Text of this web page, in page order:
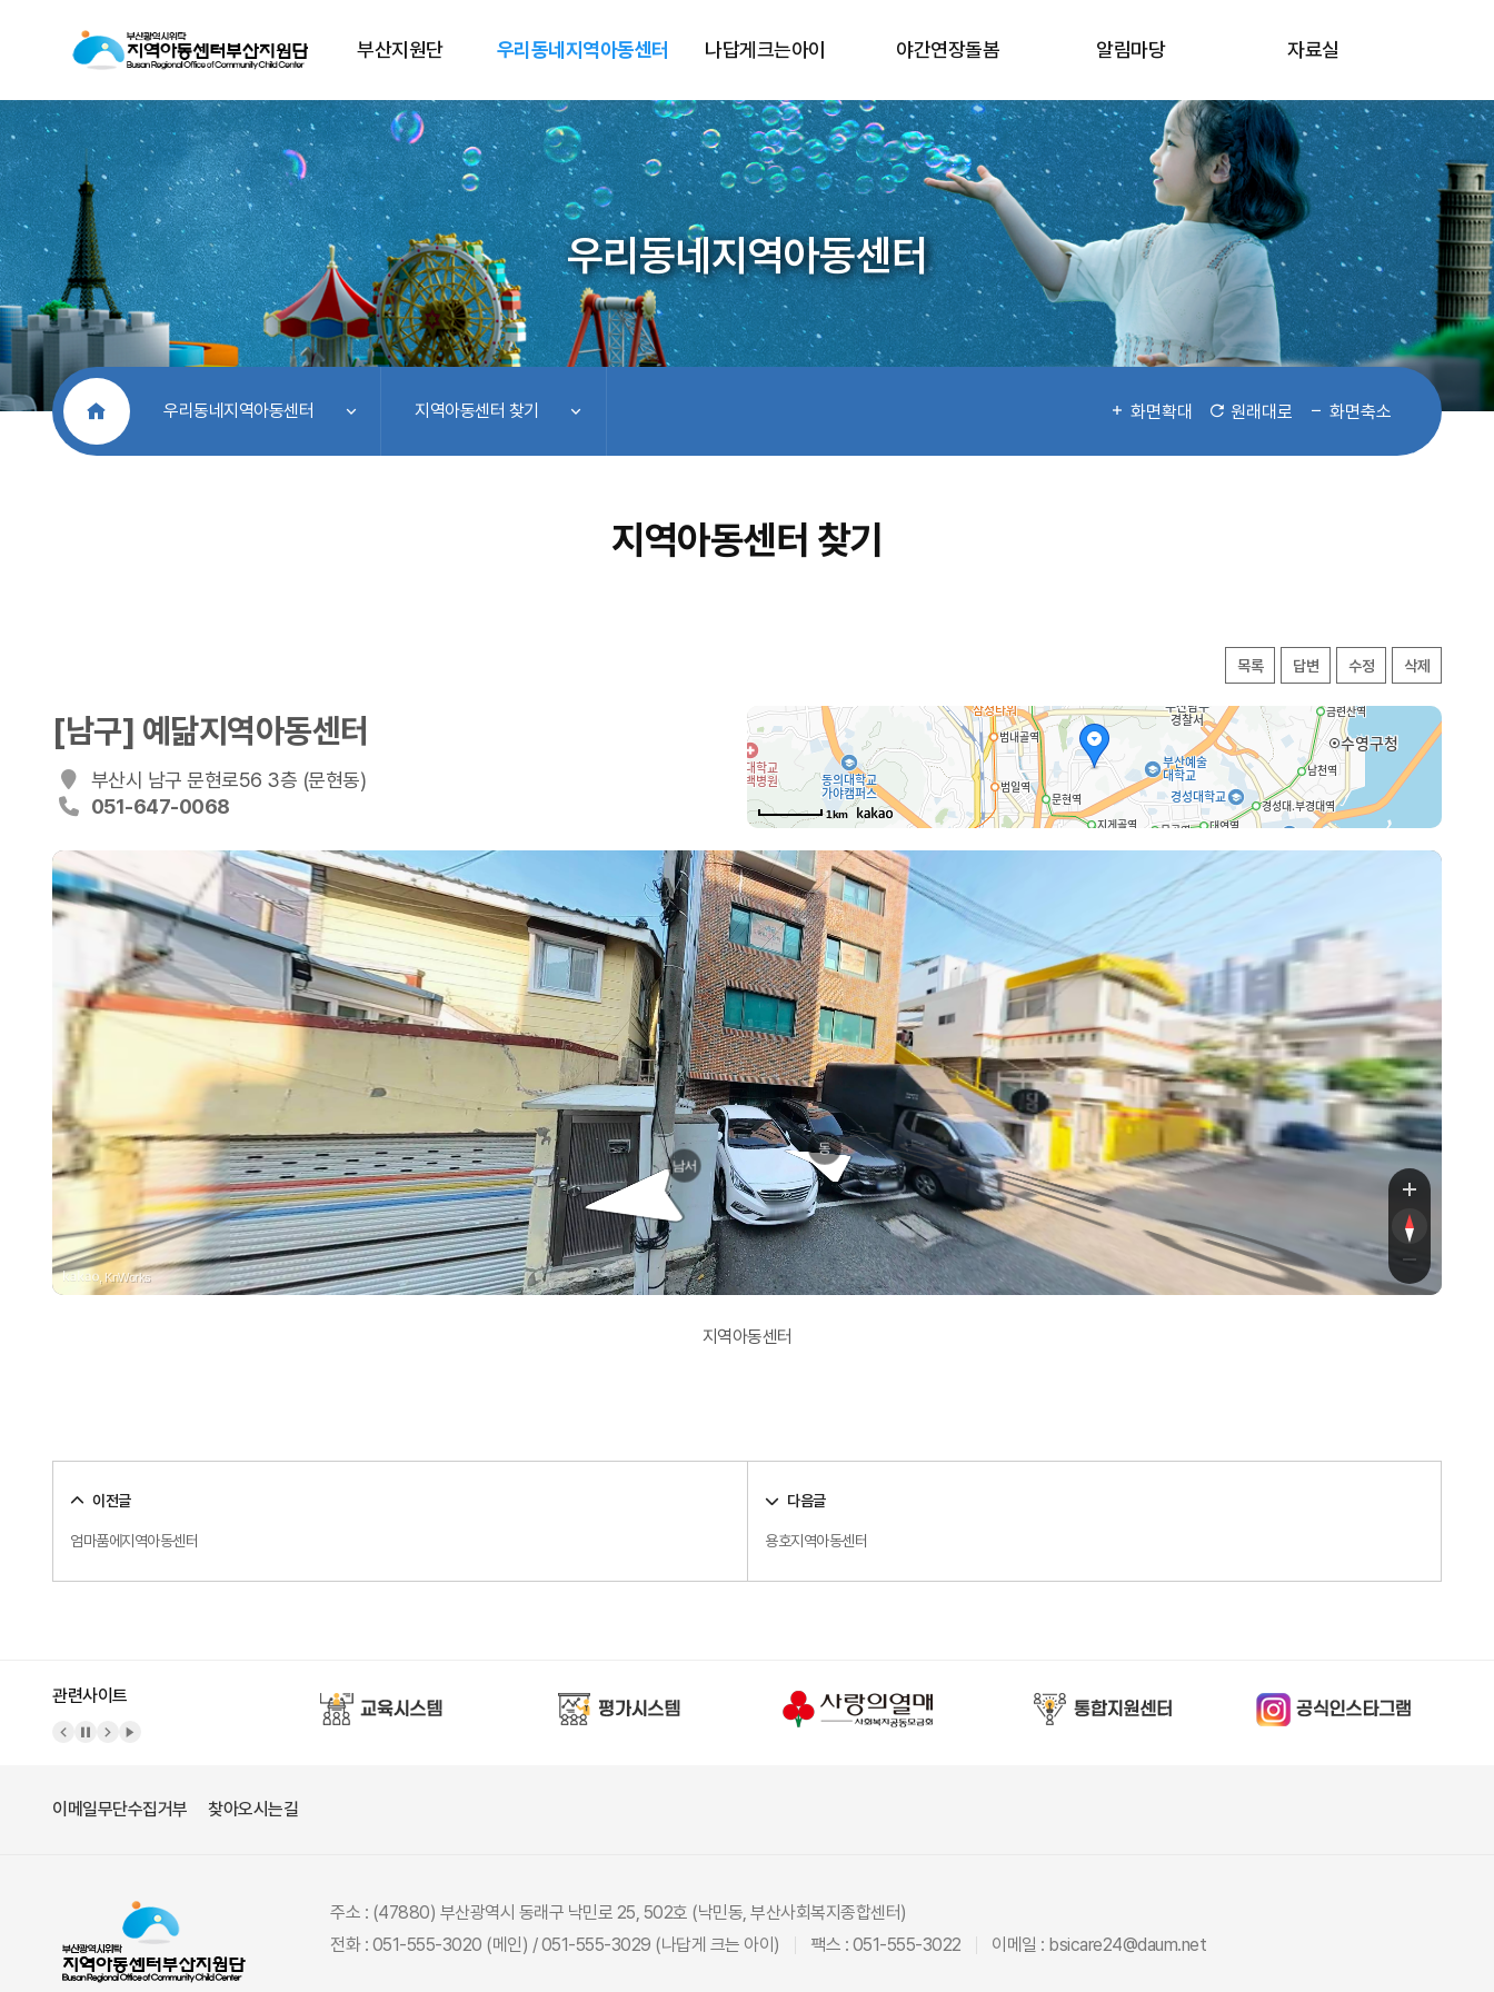
부산지원단 우리동네지역아동센터 나답게크는아이 야간연장돌봄 알림마당 자료실
우리동네지역아동센터
처음으로우리동네지역아동센터 지역아동센터 찾기 화면확대 원래대로 화면축소
지역아동센터 찾기
목록 답변 수정 삭제
[남구] 예닮지역아동센터
부산시 남구 문현로56 3층 (문현동)
051-647-0068
1km
수영로39번나길
수영로39번나길
남서
동
, KnWorks
지역아동센터
이전글
엄마품에지역아동센터
다음글
용호지역아동센터
관련사이트
이메일무단수집거부 찾아오시는길
주소 : (47880) 부산광역시 동래구 낙민로 25, 502호 (낙민동, 부산사회복지종합센터)
전화 : 051-555-3020 (메인) / 051-555-3029 (나답게 크는 아이)
팩스 : 051-555-3022 이메일 : bsicare24@daum.net